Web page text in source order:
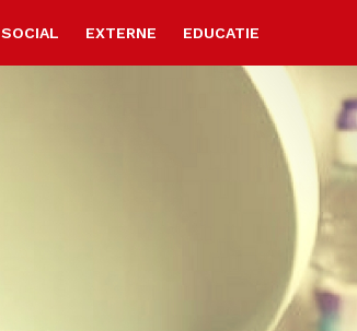
SOCIAL EXTERNE EDUCATIE